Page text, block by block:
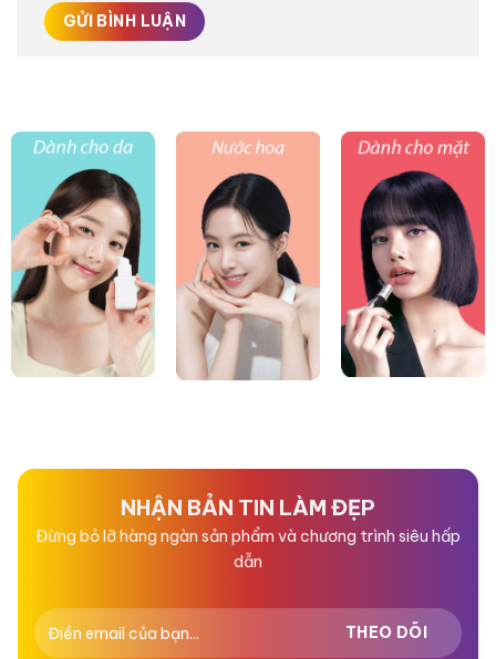
NHẬN BẢN TIN LÀM ĐẸP
Đừng bỏ lỡ hàng ngàn sản phẩm và chương trình siêu hấp
dẫn